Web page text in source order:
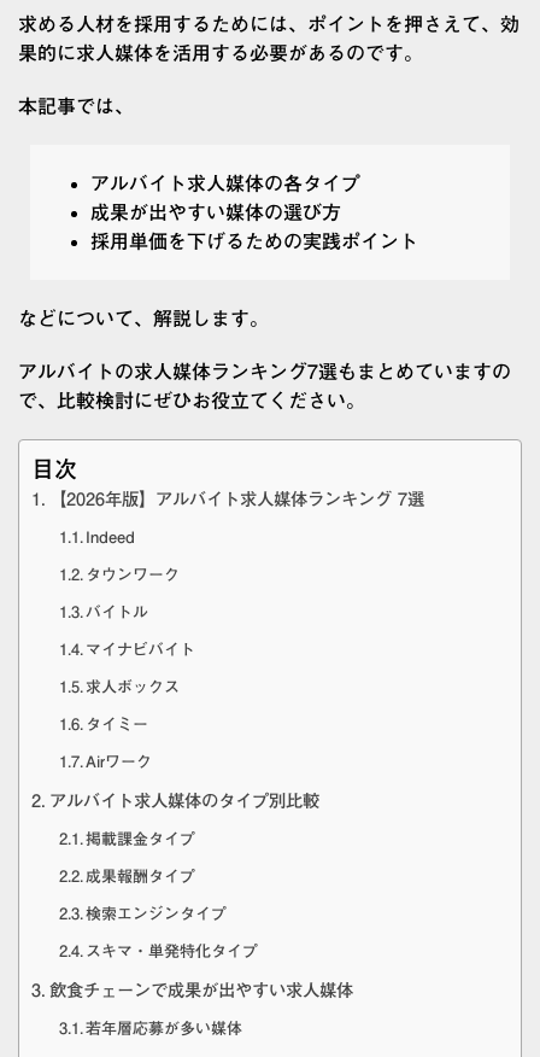
求める人材を採用するためには、ポイントを押さえて、効
果的に求人媒体を活用する必要があるのです。
本記事では、
アルバイト求人媒体の各タイプ
成果が出やすい媒体の選び方
採用単価を下げるための実践ポイント
などについて、解説します。
アルバイトの求人媒体ランキング7選もまとめていますの
で、比較検討にぜひお役立てください。
目次
【2026年版】アルバイト求人媒体ランキング 7選
Indeed
タウンワーク
バイトル
マイナビバイト
求人ボックス
タイミー
Airワーク
アルバイト求人媒体のタイプ別比較
掲載課金タイプ
成果報酬タイプ
検索エンジンタイプ
スキマ・単発特化タイプ
飲食チェーンで成果が出やすい求人媒体
若年層応募が多い媒体